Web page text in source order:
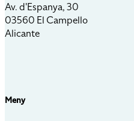
Av. d'Espanya, 30
03560 El Campello
Alicante
Meny